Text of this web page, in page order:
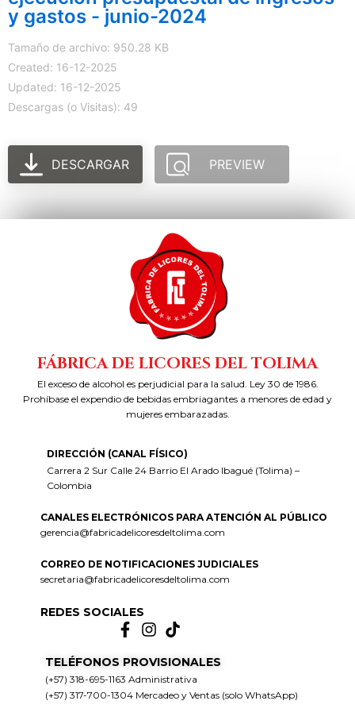
y gastos - junio-2024
Tamaño de archivo: 950.28 KB
Created: 16-12-2025
Updated: 16-12-2025
Descargas (o Visitas): 49
DESCARGAR PREVIEW
FÁBRICA DE LICORES DEL TOLIMA
El exceso de alcohol es perjudicial para la salud. Ley 30 de 1986.
Prohíbase el expendio de bebidas embriagantes a menores de edad y
mujeres embarazadas.
DIRECCIÓN (CANAL FÍSICO)
Carrera 2 Sur Calle 24 Barrio El Arado Ibagué (Tolima) –
Colombia
CANALES ELECTRÓNICOS PARA ATENCIÓN AL PÚBLICO
gerencia@fabricadelicoresdeltolima.com
CORREO DE NOTIFICACIONES JUDICIALES
secretaria@fabricadelicoresdeltolima.com
REDES SOCIALES
TELÉFONOS PROVISIONALES
(+57) 318-695-1163 Administrativa
(+57) 317-700-1304 Mercadeo y Ventas (solo WhatsApp)